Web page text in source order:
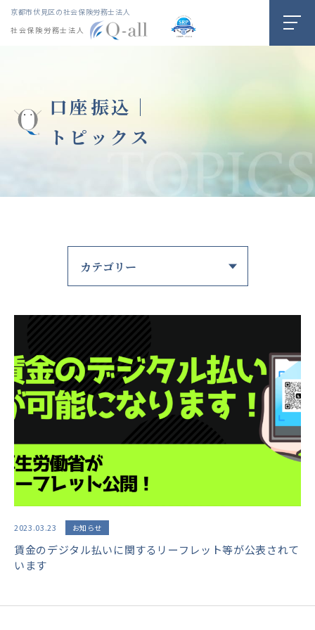
京都市伏見区の社会保険労務士法人
社会保険労務士法人
口座振込｜
トピックス
2023.03.23 お知らせ
賃金のデジタル払いに関するリーフレット等が公表されて
います